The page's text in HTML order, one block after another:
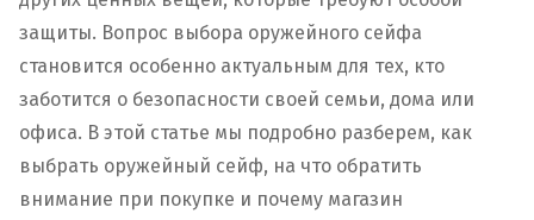
защиты. Вопрос выбора оружейного сейфа
становится особенно актуальным для тех, кто
заботится о безопасности своей семьи, дома или
офиса. В этой статье мы подробно разберем, как
выбрать оружейный сейф, на что обратить
внимание при покупке и почему магазин